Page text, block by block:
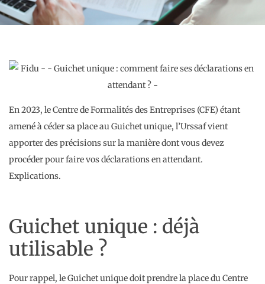
En 2023, le Centre de Formalités des Entreprises (CFE) étant
amené à céder sa place au Guichet unique, l’Urssaf vient
apporter des précisions sur la manière dont vous devez
procéder pour faire vos déclarations en attendant.
Explications.
Guichet unique : déjà
utilisable ?
Pour rappel, le Guichet unique doit prendre la place du Centre